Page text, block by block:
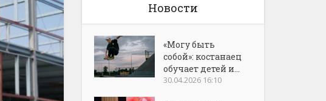
Новости
«Могу быть
собой»: костанаец
обучает детей и...
30.04.2026 16:10